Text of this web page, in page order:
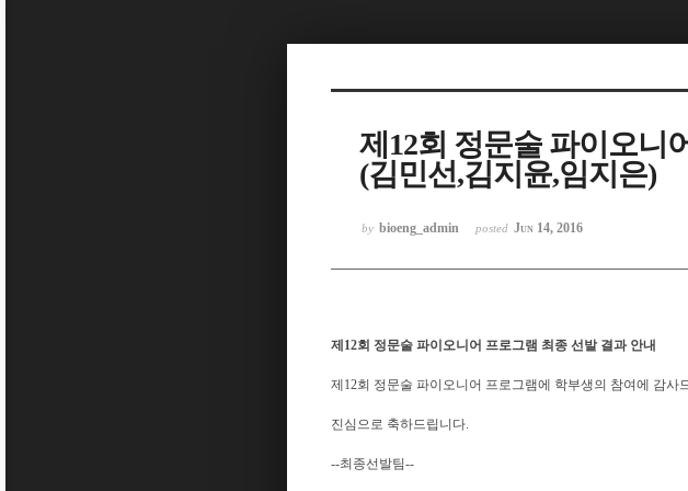
제12회 정문술 파이오니
(김민선,김지윤,임지은)
by bioeng_admin posted Jun 14, 2016
제12회 정문술 파이오니어 프로그램 최종 선발 결과 안내
제12회 정문술 파이오니어 프로그램에 학부생의 참여에 감
진심으로 축하드립니다.
--최종선발팀--
Sketchbook5, 스케치북5
Sketchbook5, 스케치북5